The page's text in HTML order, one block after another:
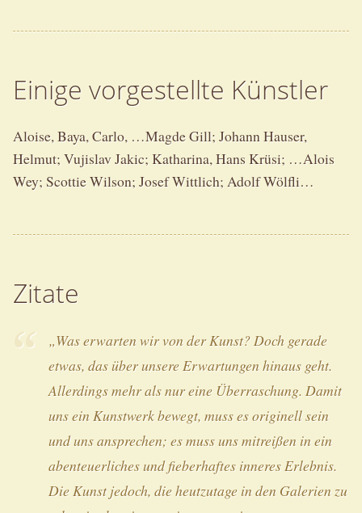
Einige vorgestellte Künstler
Aloise, Baya, Carlo, …Magde Gill; Johann Hauser,
Helmut; Vujislav Jakic; Katharina, Hans Krüsi; …Alois
Wey; Scottie Wilson; Josef Wittlich; Adolf Wölfli…
Zitate
„Was erwarten wir von der Kunst? Doch gerade
etwas, das über unsere Erwartungen hinaus geht.
Allerdings mehr als nur eine Überraschung. Damit
uns ein Kunstwerk bewegt, muss es originell sein
und uns ansprechen; es muss uns mitreißen in ein
abenteuerliches und fieberhaftes inneres Erlebnis.
Die Kunst jedoch, die heutzutage in den Galerien zu